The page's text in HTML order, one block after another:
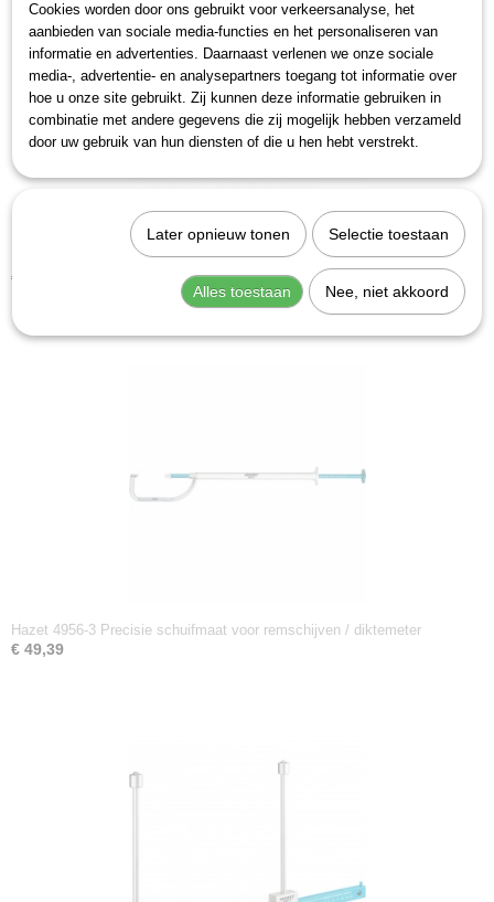
EAN code
4000896221158
Productcode leverancier
4968/14A
Hazet 4968-2 Remzadelborstel
€ 11,15
Hazet 4956-3 Precisie schuifmaat voor remschijven / diktemeter
€ 49,39
Cookies worden door ons gebruikt voor verkeersanalyse, het
aanbieden van sociale media-functies en het personaliseren van
informatie en advertenties. Daarnaast verlenen we onze sociale
media-, advertentie- en analysepartners toegang tot informatie over
hoe u onze site gebruikt. Zij kunnen deze informatie gebruiken in
combinatie met andere gegevens die zij mogelijk hebben verzameld
door uw gebruik van hun diensten of die u hen hebt verstrekt.
Later opnieuw tonen Selectie toestaan
Alles toestaan Nee, niet akkoord